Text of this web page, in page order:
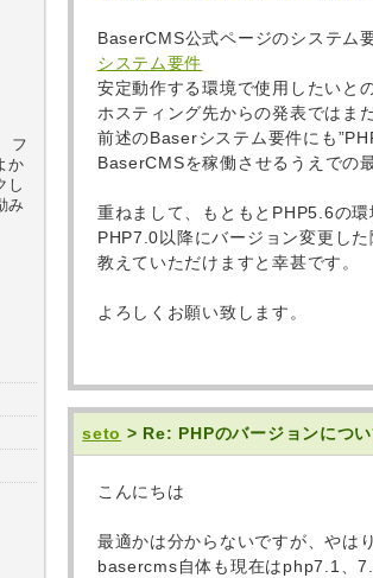
BaserCMS公式ページのシステム
システム要件
安定動作する環境で使用したいと
ホスティング先からの発表ではま
前述のBaserシステム要件にも
BaserCMSを稼働させるうえでの
重ねまして、もともとPHP5.6の
PHP7.0以降にバージョン変更し
教えていただけますと幸甚です。
よろしくお願い致します。
seto > Re: PHPのバージョンについ
こんにちは
最適かは分からないですが、やは
basercms自体も現在はphp7.1、
フ
か
し
み